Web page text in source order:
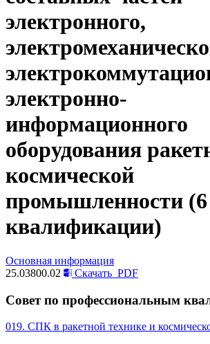
электронного,
электронно-
информационного
оборудования
космической
промышленности (6
квалификации)
Основная информация
25.03800.02
Скачать PDF
Совет по профессиональным
019. СПК в ракетной технике и